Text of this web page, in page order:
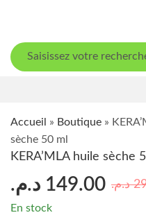
Accueil » Boutique »
sèche 50 ml
KERA’MLA huile sèche
د.م. 149.00 د.م.
En stock